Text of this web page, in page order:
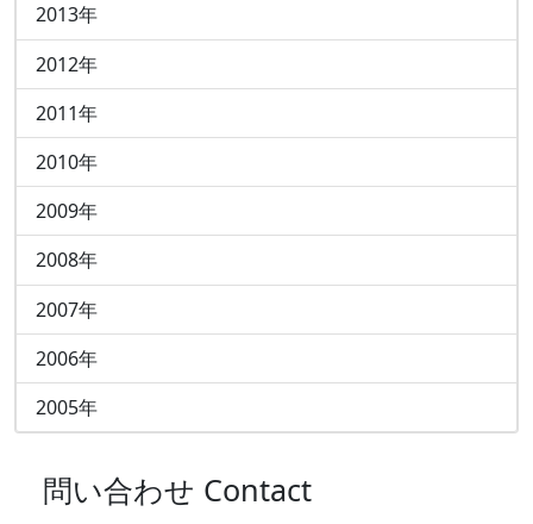
2013年
2012年
2011年
2010年
2009年
2008年
2007年
2006年
2005年
問い合わせ Contact